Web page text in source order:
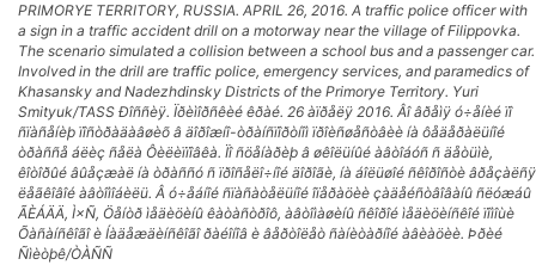
PRIMORYE TERRITORY, RUSSIA. APRIL 26, 2016. A traffic police officer with
a sign in a traffic accident drill on a motorway near the village of Filippovka.
The scenario simulated a collision between a school bus and a passenger car.
Involved in the drill are traffic police, emergency services, and paramedics of
Khasansky and Nadezhdinsky Districts of the Primorye Territory. Yuri
Smityuk/TASS Ðîññèÿ. Ïðèìîðñêèé êðàé. 26 àïðåëÿ 2016. Âî âðåìÿ ó÷åíèé ïî
ñïàñåíèþ ïîñòðàäàâøèõ â äîðîæíî-òðàíñïîðòíîì ïðîèñøåñòâèè íà ôåäåðàëüíîé
òðàññå áëèç ñåëà Ôèëèïïîâêà. Ïî ñöåíàðèþ â øêîëüíûé àâòîáóñ ñ äåòüìè,
êîòîðûé âûåçæàë íà òðàññó ñ ïðîñåëî÷íîé äîðîãè, íà áîëüøîé ñêîðîñòè âðåçàëñÿ
ëåãêîâîé àâòîìîáèëü. Â ó÷åáíîé ñïàñàòåëüíîé îïåðàöèè çàäåéñòâîâàíû ñëóæáû
ÃÈÁÄÄ, Ì×Ñ, Öåíòð ìåäèöèíû êàòàñòðîô, àâòîìàøèíû ñêîðîé ìåäèöèíñêîé ïîìîùè
Õàñàíñêîãî è Íàäåæäèíñêîãî ðàéîíîâ è âåðòîëåò ñàíèòàðíîé àâèàöèè. Þðèé
Ñìèòþê/ÒÀÑÑ